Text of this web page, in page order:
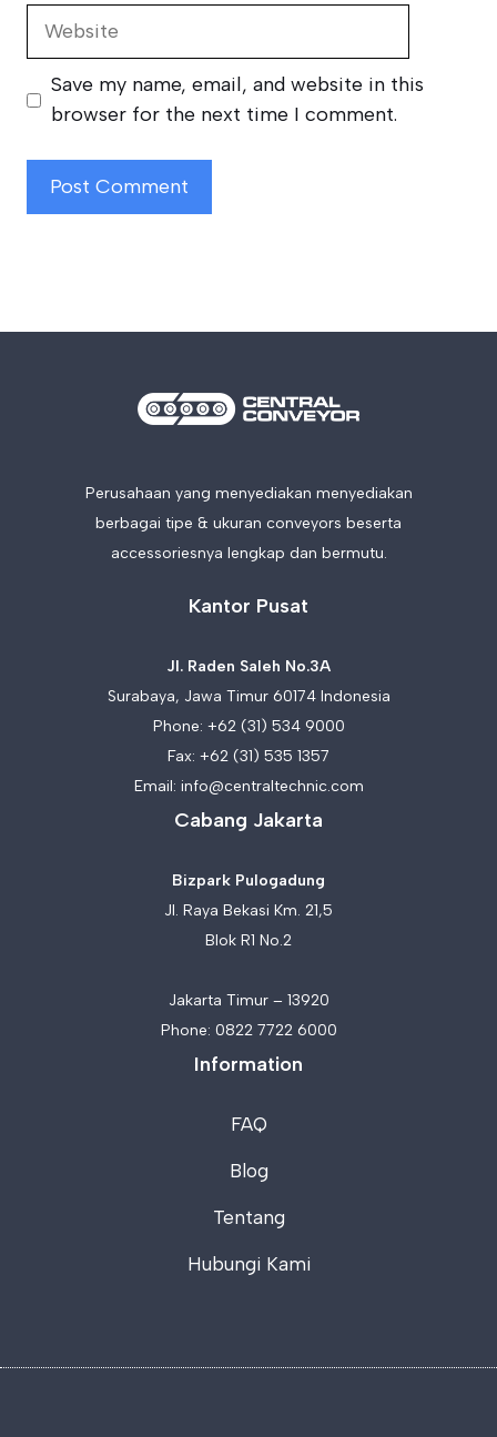
Website
Save my name, email, and website in this
browser for the next time I comment.
Perusahaan yang menyediakan menyediakan
berbagai tipe & ukuran conveyors beserta
accessoriesnya lengkap dan bermutu.
Kantor Pusat
Jl. Raden Saleh No.3A
Surabaya, Jawa Timur 60174 Indonesia
Phone: +62 (31) 534 9000
Fax: +62 (31) 535 1357
Email: info@centraltechnic.com
Cabang Jakarta
Bizpark Pulogadung
Jl. Raya Bekasi Km. 21,5
Blok R1 No.2
Jakarta Timur – 13920
Phone: 0822 7722 6000
Information
FAQ
Blog
Tentang
Hubungi Kami